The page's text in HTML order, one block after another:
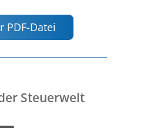
PDF-Datei
Steuerwelt